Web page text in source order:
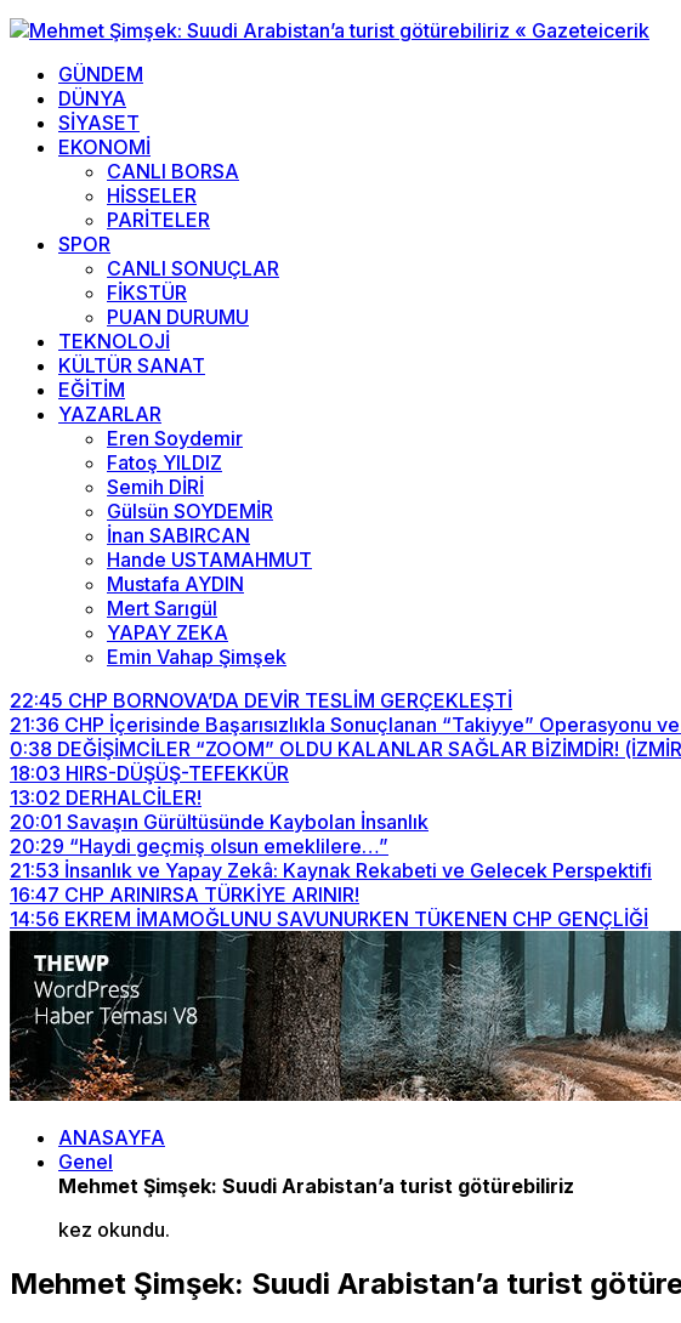
GÜNDEM
DÜNYA
SİYASET
EKONOMİ
CANLI BORSA
HİSSELER
PARİTELER
SPOR
CANLI SONUÇLAR
FİKSTÜR
PUAN DURUMU
TEKNOLOJİ
KÜLTÜR SANAT
EĞİTİM
YAZARLAR
Eren Soydemir
Fatoş YILDIZ
Semih DİRİ
Gülsün SOYDEMİR
İnan SABIRCAN
Hande USTAMAHMUT
Mustafa AYDIN
Mert Sarıgül
YAPAY ZEKA
Emin Vahap Şimşek
22:45 CHP BORNOVA’DA DEVİR TESLİM GERÇEKLEŞTİ
21:36 CHP İçerisinde Başarısızlıkla Sonuçlanan “Takiyye” Operasyonu
0:38 DEĞİŞİMCİLER “ZOOM” OLDU KALANLAR SAĞLAR BİZİMDİR!
18:03 HIRS-DÜŞÜŞ-TEFEKKÜR
13:02 DERHALCİLER!
20:01 Savaşın Gürültüsünde Kaybolan İnsanlık
20:29 “Haydi geçmiş olsun emeklilere…”
21:53 İnsanlık ve Yapay Zekâ: Kaynak Rekabeti ve Gelecek Perspektifi
16:47 CHP ARINIRSA TÜRKİYE ARINIR!
14:56 EKREM İMAMOĞLUNU SAVUNURKEN TÜKENEN CHP GENÇLİĞİ
ANASAYFA
Genel
Mehmet Şimşek: Suudi Arabistan’a turist götürebiliriz
kez okundu.
Mehmet Şimşek: Suudi Arabistan’a turist